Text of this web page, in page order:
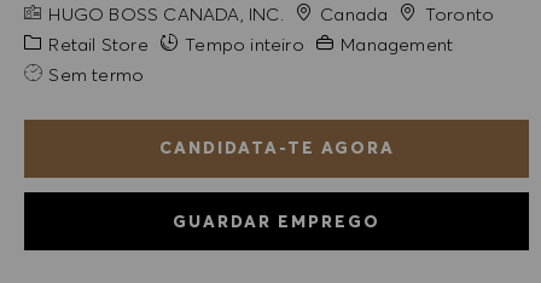
NOME DA EMPRESA
HUGO BOSS CANADA, INC. Canada Cidade
Toronto
Categoria
Retail Store Tempo inteiro Experiência exigida
Management
Sem termo
CANDIDATA-TE AGORA
GUARDAR EMPREGO